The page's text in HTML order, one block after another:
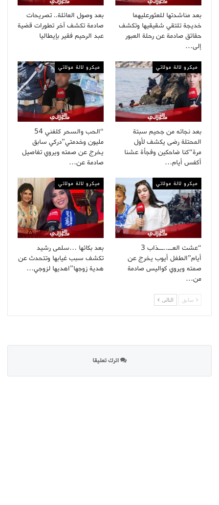
بعد مناشدتها للعثورعليهما
خديجة تلتقي شقيقيها وتكشف
حقائق صادمة عن رحلة العبور
إلى…
بعد وصول العائلة.. تصريحات
صادمة تكشف آخر تطورات قضية
عبد الرحيم فقير بإيطاليا
ميكرو لالة مولاتي
بعد نجاته من جحيم سبتة
المحتلة رضى يكشف لأول
مرة“كنا ضاحكين وفجأة عشنا
أكفس أيام…
ميكرو لالة مولاتي
“الحب والسحر كلفني 54
مليون وخدمتي”دركي سابق
يخرج عن صمته ويروي تفاصيل
صادمة عن…
ميكرو لالة مولاتي
“عشت العــ..ــذاب 3
أيام”الطفل أيوب يخرج عن
صمته ويروي كواليس صادمة
من…
ميكرو لالة مولاتي
بعد بكائها …سلمى رشيد
تكشف سبب غيابها وتتحدث عن
هدية زوجها”اهديها لزوجي…
سابق التالى
اترك تعليقا